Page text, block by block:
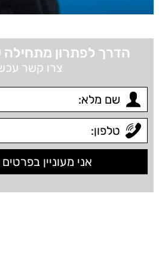
הדרך לפתרון
צרו קשר